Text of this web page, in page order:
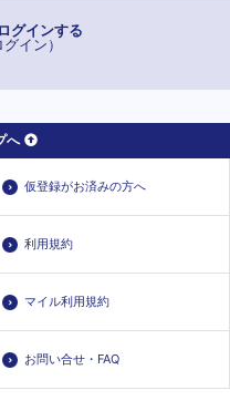
グインする
グイン）
へ
仮登録がお済みの方へ
利用規約
マイル利用規約
お問い合せ・FAQ